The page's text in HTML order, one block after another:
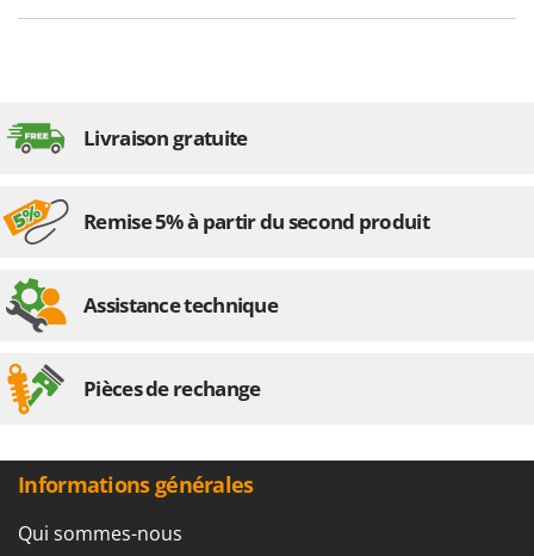
Livraison gratuite
Remise 5% à partir du second produit
Assistance technique
Pièces de rechange
Informations générales
Qui sommes-nous